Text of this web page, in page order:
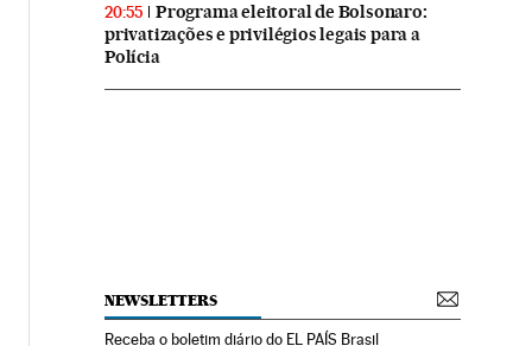
20:55
Programa eleitoral de Bolsonaro:
privatizações e privilégios legais para a
Polícia
NEWSLETTERS
Receba o boletim diário do EL PAÍS Brasil